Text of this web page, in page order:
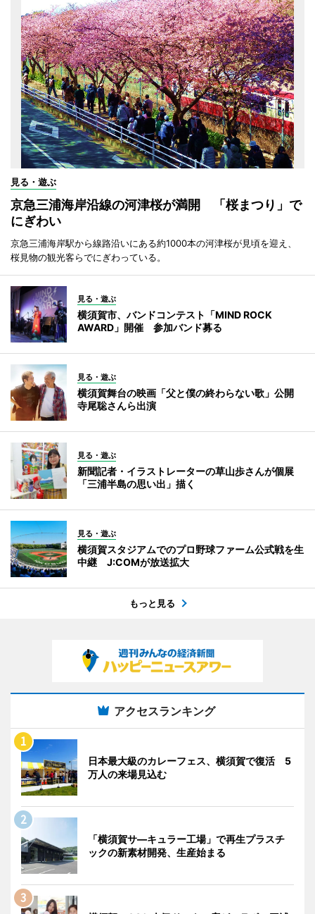
見る・遊ぶ
京急三浦海岸沿線の河津桜が満開 「桜まつり」で
にぎわい
京急三浦海岸駅から線路沿いにある約1000本の河津桜が見頃を迎え、
桜見物の観光客らでにぎわっている。
見る・遊ぶ
横須賀市、バンドコンテスト「MIND ROCK
AWARD」開催 参加バンド募る
見る・遊ぶ
横須賀舞台の映画「父と僕の終わらない歌」公開
寺尾聡さんら出演
見る・遊ぶ
新聞記者・イラストレーターの草山歩さんが個展
「三浦半島の思い出」描く
見る・遊ぶ
横須賀スタジアムでのプロ野球ファーム公式戦を生
中継 J:COMが放送拡大
もっと見る
アクセスランキング
日本最大級のカレーフェス、横須賀で復活 5
万人の来場見込む
「横須賀サ―キュラー工場」で再生プラスチ
ックの新素材開発、生産始まる